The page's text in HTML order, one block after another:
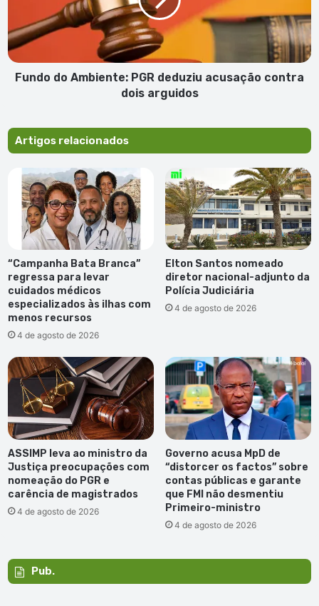
acusação
contra
dois
arguidos
Fundo do Ambiente: PGR deduziu acusação contra
dois arguidos
Artigos relacionados
“Campanha Bata Branca”
regressa para levar
cuidados médicos
especializados às ilhas com
menos recursos
4 de agosto de 2026
Elton Santos nomeado
diretor nacional-adjunto da
Polícia Judiciária
4 de agosto de 2026
ASSIMP leva ao ministro da
Justiça preocupações com
nomeação do PGR e
carência de magistrados
4 de agosto de 2026
Governo acusa MpD de
“distorcer os factos” sobre
contas públicas e garante
que FMI não desmentiu
Primeiro-ministro
4 de agosto de 2026
Pub.